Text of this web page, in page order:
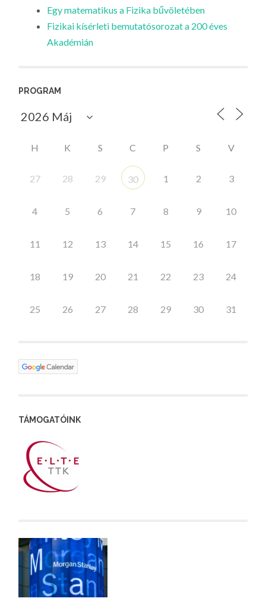
Egy matematikus a Fizika bűvöletében
Fizikai kísérleti bemutatósorozat a 200 éves
Akadémián
PROGRAM
H K S C P S V
27 28 29 30 1 2 3
4 5 6 7 8 9 10
11 12 13 14 15 16 17
18 19 20 21 22 23 24
25 26 27 28 29 30 31
TÁMOGATÓINK